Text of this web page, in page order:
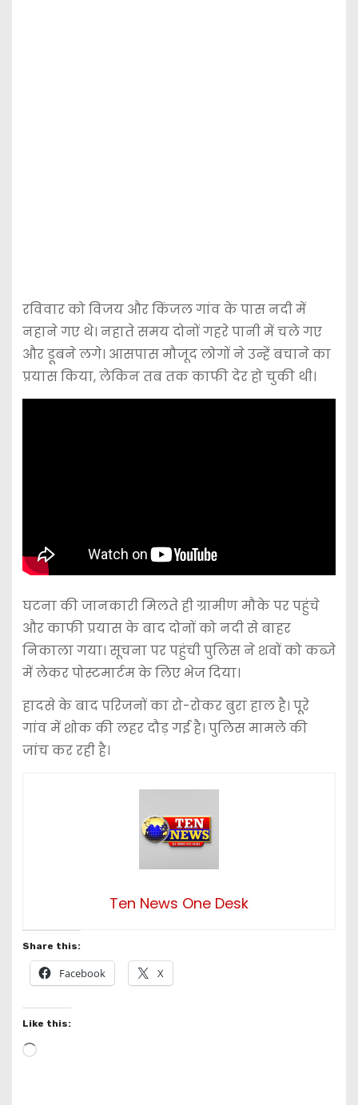
रविवार को विजय और किंजल गांव के पास नदी में
नहाने गए थे। नहाते समय दोनों गहरे पानी में चले गए
और डूबने लगे। आसपास मौजूद लोगों ने उन्हें बचाने का
प्रयास किया, लेकिन तब तक काफी देर हो चुकी थी।
घटना की जानकारी मिलते ही ग्रामीण मौके पर पहुंचे
और काफी प्रयास के बाद दोनों को नदी से बाहर
निकाला गया। सूचना पर पहुंची पुलिस ने शवों को कब्जे
में लेकर पोस्टमार्टम के लिए भेज दिया।
हादसे के बाद परिजनों का रो-रोकर बुरा हाल है। पूरे
गांव में शोक की लहर दौड़ गई है। पुलिस मामले की
जांच कर रही है।
Ten News One Desk
Share this:
Facebook X
Like this:
L